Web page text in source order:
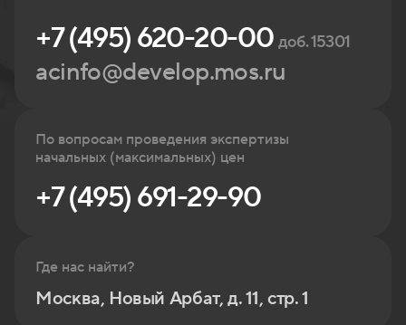
+7 (495) 620-20-00доб. 15301
acinfo@develop.mos.ru
По вопросам проведения экспертизы
начальных (максимальных) цен
+7 (495) 691-29-90
Где нас найти?
Москва, Новый Арбат, д. 11, стр. 1